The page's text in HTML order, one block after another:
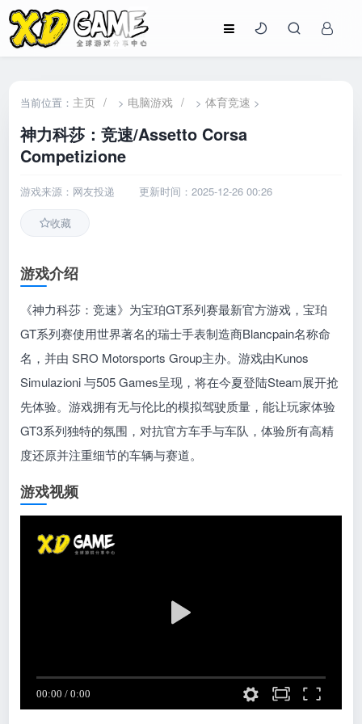
当前位置： 主页 / > 电脑游戏 / >体育竞速 >
神力科莎：竞速/Assetto Corsa
Competizione
游戏来源：网友投递 更新时间：2025-12-26 00:26
收藏
游戏介绍
《神力科莎：竞速》为宝珀GT系列赛最新官方游戏，宝珀
GT系列赛使用世界著名的瑞士手表制造商Blancpain名称命
名，并由 SRO Motorsports Group主办。游戏由Kunos
Simulazioni 与505 Games呈现，将在今夏登陆Steam展开抢
先体验。游戏拥有无与伦比的模拟驾驶质量，能让玩家体验
GT3系列独特的氛围，对抗官方车手与车队，体验所有高精
度还原并注重细节的车辆与赛道。
游戏视频